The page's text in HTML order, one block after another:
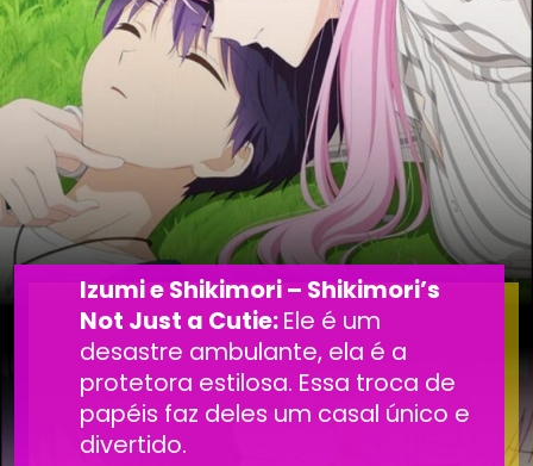
Izumi e Shikimori – Shikimori’s
Not Just a Cutie:Ele é um
desastre ambulante, ela é a
protetora estilosa. Essa troca de
papéis faz deles um casal único e
divertido.